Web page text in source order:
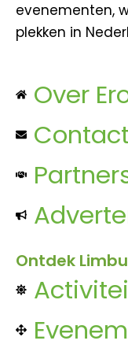
evenementen,
plekken in
Over
Contact
Ontdek